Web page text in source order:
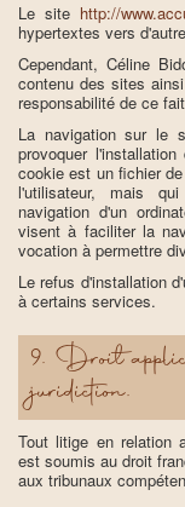
Le site http://
hypertextes vers
Cependant, Céline
contenu des sites
responsabilité de ce
La navigation sur le
provoquer
cookie est un fichier
l'utilisateur, mais
navigation d'un
visent à faciliter la
vocation à permettre
Le refus d'installation
à certains services.
9. Droit
juridiction.
Tout litige en relation
est soumis au droit
aux tribunaux